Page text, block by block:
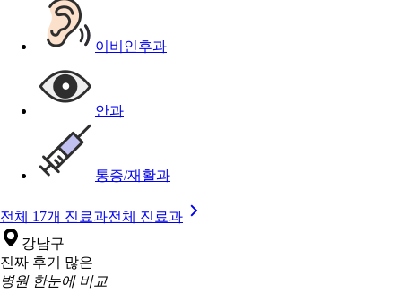
이비인후과
안과
통증/재활과
전체 17개 진료과전체 진료과
강남구
진짜 후기 많은
병원 한눈에 비교